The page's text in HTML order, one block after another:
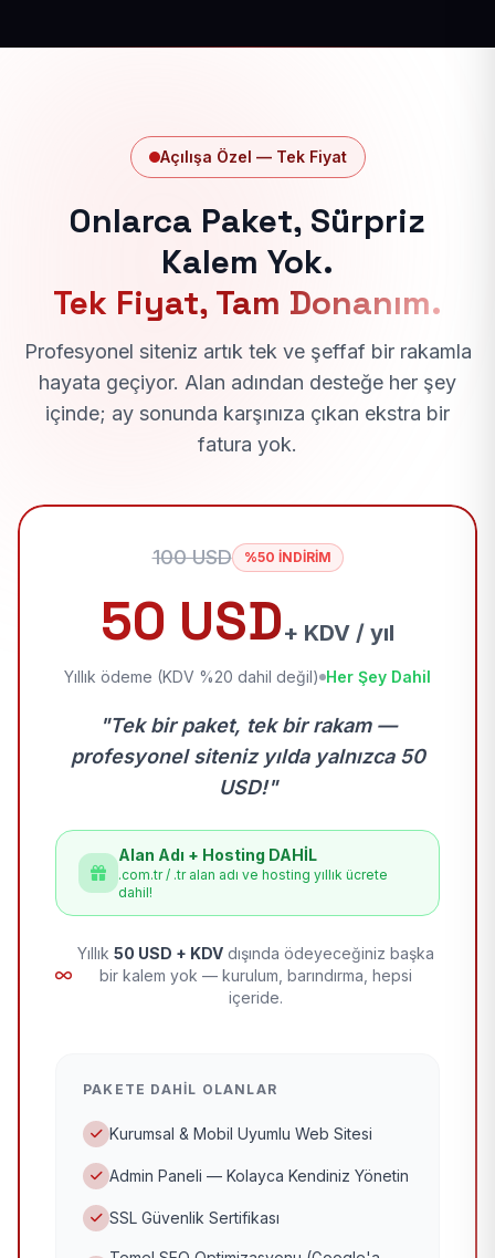
Açılışa Özel — Tek Fiyat
Onlarca Paket, Sürpriz
Kalem Yok.
Tek Fiyat, Tam Donanım.
Profesyonel siteniz artık tek ve şeffaf bir rakamla
hayata geçiyor. Alan adından desteğe her şey
içinde; ay sonunda karşınıza çıkan ekstra bir
fatura yok.
100 USD %50 İNDİRİM
50 USD+ KDV / yıl
Yıllık ödeme (KDV %20 dahil değil) Her Şey Dahil
"Tek bir paket, tek bir rakam —
profesyonel siteniz yılda yalnızca 50
USD!"
Alan Adı + Hosting DAHİL
.com.tr / .tr alan adı ve hosting yıllık ücrete
dahil!
Yıllık 50 USD + KDV dışında ödeyeceğiniz başka
bir kalem yok — kurulum, barındırma, hepsi
içeride.
PAKETE DAHIL OLANLAR
Kurumsal & Mobil Uyumlu Web Sitesi
Admin Paneli — Kolayca Kendiniz Yönetin
SSL Güvenlik Sertifikası